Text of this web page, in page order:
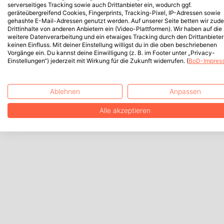
serverseitiges Tracking sowie auch Drittanbieter ein, wodurch ggf.
geräteübergreifend Cookies, Fingerprints, Tracking-Pixel, IP-Adressen sowie
gehashte E-Mail-Adressen genutzt werden. Auf unserer Seite betten wir
Drittinhalte von anderen Anbietern ein (Video-Plattformen). Wir haben auf die
weitere Datenverarbeitung und ein etwaiges Tracking durch den Drittanbieter
keinen Einfluss. Mit deiner Einstellung willigst du in die oben beschriebenen
Vorgänge ein. Du kannst deine Einwilligung (z. B. im Footer unter „Privacy-
Einstellungen“) jederzeit mit Wirkung für die Zukunft widerrufen. (BoD-
Ablehnen Anpassen
Alle akzeptieren